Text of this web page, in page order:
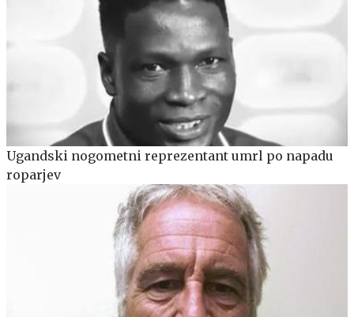
Ugandski nogometni reprezentant umrl po napadu
roparjev